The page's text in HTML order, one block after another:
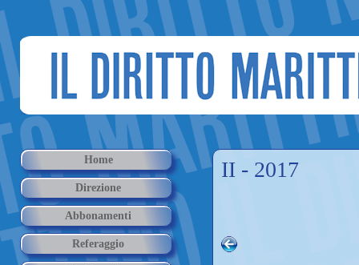
II - 2017
Home
Direzione
Abbonamenti
Referaggio